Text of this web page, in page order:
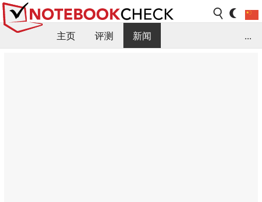
主页 评测
新闻
...